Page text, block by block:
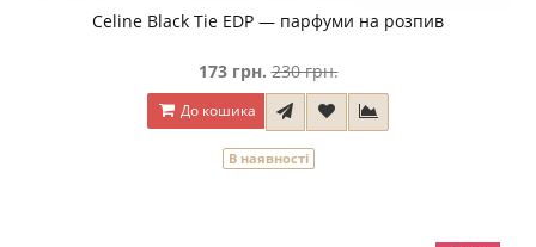
Celine Black Tie EDP — парфуми на розпив
173 грн. 230 грн.
До кошика
В наявності